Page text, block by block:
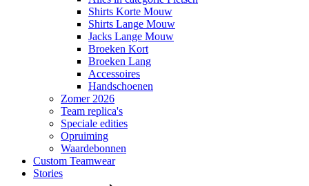
Shirts Korte Mouw
Shirts Lange Mouw
Jacks Lange Mouw
Broeken Kort
Broeken Lang
Accessoires
Handschoenen
Zomer 2026
Team replica's
Speciale edities
Opruiming
Waardebonnen
Custom Teamwear
Stories